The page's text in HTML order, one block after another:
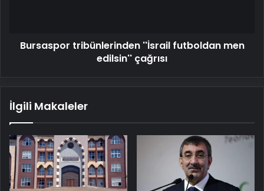
Bursaspor tribünlerinden ''İsrail futboldan men
edilsin'' çağrısı
İlgili Makaleler